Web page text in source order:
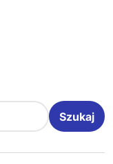
Szukaj